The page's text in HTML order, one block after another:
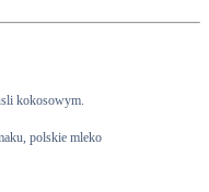
kokosowym.
polskie mleko